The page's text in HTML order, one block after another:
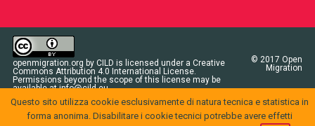
openmigration.org by CILD is licensed under a Creative
Commons Attribution 4.0 International License.
Permissions beyond the scope of this license may be
available atinfo@cild.eu
© 2017 Open
Migration
Questo sito utilizza cookie esclusivamente di natura tecnica e statistica in
forma anonima. Disabilitare i cookie tecnici potrebbe avere effetti